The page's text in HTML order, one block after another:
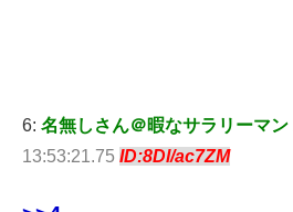
6: 名無しさん＠暇なサラリーマン
13:53:21.75 ID:8Dl/ac7ZM